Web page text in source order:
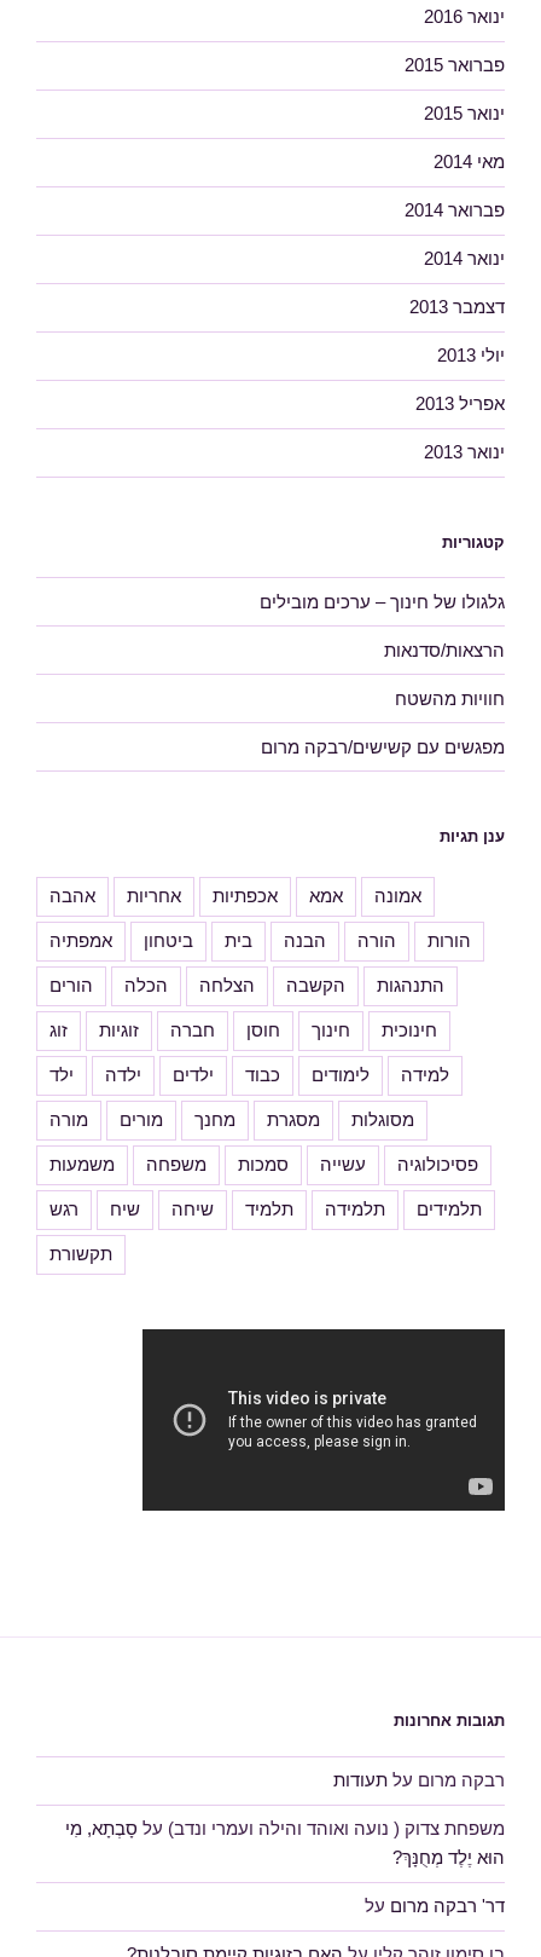
ינואר 2016
פברואר 2015
ינואר 2015
מאי 2014
פברואר 2014
ינואר 2014
דצמבר 2013
יולי 2013
אפריל 2013
ינואר 2013
קטגוריות
גלגולו של חינוך – ערכים מובילים
הרצאות/סדנאות
חוויות מהשטח
מפגשים עם קשישים/רבקה מרום
ענן תגיות
אהבה אחריות אכפתיות אמא אמונה
אמפתיה ביטחון בית הבנה הורה הורות
הורים הכלה הצלחה הקשבה התנהגות
זוג זוגיות חברה חוסן חינוך חינוכית
ילד ילדה ילדים כבוד לימודים למידה
מורה מורים מחנך מסגרת מסוגלות
משמעות משפחה סמכות עשייה פסיכולוגיה
רגש שיח שיחה תלמיד תלמידה תלמידים
תקשורת
תגובות אחרונות
רבקה מרום על תעודות
משפחת צדוק ( נועה ואוהד והילה ועמרי ונדב) על סָבְתָא, מִי
הוּא יֶלֶד מְחֻנָּךְ?
דר' רבקה מרום על